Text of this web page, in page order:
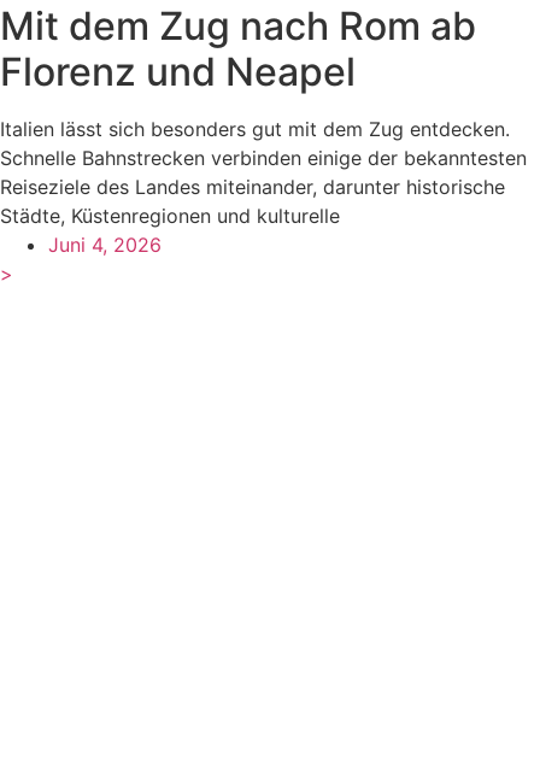
Mit dem Zug nach Rom ab
Florenz und Neapel
Italien lässt sich besonders gut mit dem Zug entdecken.
Schnelle Bahnstrecken verbinden einige der bekanntesten
Reiseziele des Landes miteinander, darunter historische
Städte, Küstenregionen und kulturelle
Juni 4, 2026
>